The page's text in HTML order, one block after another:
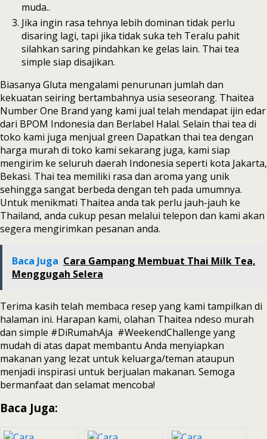
muda..
Jika ingin rasa tehnya lebih dominan tidak perlu
disaring lagi, tapi jika tidak suka teh Teralu pahit
silahkan saring pindahkan ke gelas lain. Thai tea
simple siap disajikan.
Biasanya Gluta mengalami penurunan jumlah dan
kekuatan seiring bertambahnya usia seseorang. Thaitea
Number One Brand yang kami jual telah mendapat ijin edar
dari BPOM Indonesia dan Berlabel Halal. Selain thai tea di
toko kami juga menjual green Dapatkan thai tea dengan
harga murah di toko kami sekarang juga, kami siap
mengirim ke seluruh daerah Indonesia seperti kota Jakarta,
Bekasi. Thai tea memiliki rasa dan aroma yang unik
sehingga sangat berbeda dengan teh pada umumnya.
Untuk menikmati Thaitea anda tak perlu jauh-jauh ke
Thailand, anda cukup pesan melalui telepon dan kami akan
segera mengirimkan pesanan anda.
Baca Juga Cara Gampang Membuat Thai Milk Tea,
Menggugah Selera
Terima kasih telah membaca resep yang kami tampilkan di
halaman ini. Harapan kami, olahan Thaitea ndeso murah
dan simple #DiRumahAja #WeekendChallenge yang
mudah di atas dapat membantu Anda menyiapkan
makanan yang lezat untuk keluarga/teman ataupun
menjadi inspirasi untuk berjualan makanan. Semoga
bermanfaat dan selamat mencoba!
Baca Juga: